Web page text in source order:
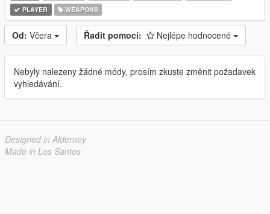
PLAYER
WEAPONS
Od: Včera Řadit pomocí: Nejlépe hodnocené
Nebyly nalezeny žádné módy, prosím zkuste změnit požadavek
vyhledávání.
Designed in Alderney
Made in Los Santos